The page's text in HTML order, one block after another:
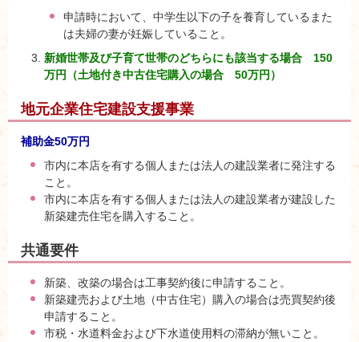
申請時において、中学生以下の子を養育しているまた
は夫婦の妻が妊娠していること。
新婚世帯及び子育て世帯のどちらにも該当する場合 150
万円（土地付き中古住宅購入の場合 50万円）
地元企業住宅建設支援事業
補助金50万円
市内に本店を有する個人または法人の建設業者に発注する
こと。
市内に本店を有する個人または法人の建設業者が建設した
新築建売住宅を購入すること。
共通要件
新築、改築の場合は工事契約後に申請すること。
新築建売および土地（中古住宅）購入の場合は売買契約後
申請すること。
市税・水道料金および下水道使用料の滞納が無いこと。